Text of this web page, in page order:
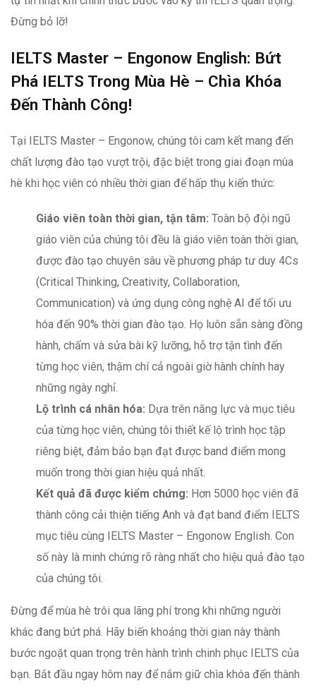
Đừng bỏ lỡ!
IELTS Master – Engonow English: Bứt
Phá IELTS Trong Mùa Hè – Chìa Khóa
Đến Thành Công!
Tại IELTS Master – Engonow, chúng tôi cam kết mang đến
chất lượng đào tạo vượt trội, đặc biệt trong giai đoạn mùa
hè khi học viên có nhiều thời gian để hấp thụ kiến thức:
Giáo viên toàn thời gian, tận tâm: Toàn bộ đội ngũ
giáo viên của chúng tôi đều là giáo viên toàn thời gian,
được đào tạo chuyên sâu về phương pháp tư duy 4Cs
(Critical Thinking, Creativity, Collaboration,
Communication) và ứng dụng công nghệ AI để tối ưu
hóa đến 90% thời gian đào tạo. Họ luôn sẵn sàng đồng
hành, chấm và sửa bài kỹ lưỡng, hỗ trợ tận tình đến
từng học viên, thậm chí cả ngoài giờ hành chính hay
những ngày nghỉ.
Lộ trình cá nhân hóa: Dựa trên năng lực và mục tiêu
của từng học viên, chúng tôi thiết kế lộ trình học tập
riêng biệt, đảm bảo bạn đạt được band điểm mong
muốn trong thời gian hiệu quả nhất.
Kết quả đã được kiểm chứng: Hơn 5000 học viên đã
thành công cải thiện tiếng Anh và đạt band điểm IELTS
mục tiêu cùng IELTS Master – Engonow English. Con
số này là minh chứng rõ ràng nhất cho hiệu quả đào tạo
của chúng tôi.
Đừng để mùa hè trôi qua lãng phí trong khi những người
khác đang bứt phá. Hãy biến khoảng thời gian này thành
bước ngoặt quan trọng trên hành trình chinh phục IELTS của
bạn. Bắt đầu ngay hôm nay để nắm giữ chìa khóa đến thành